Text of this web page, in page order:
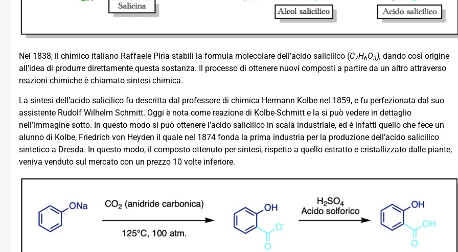
Nel 1838, il chimico italiano Raffaele Pirìa stabilì la formula molecolare dell’acido salicilico (C7H6O3), dando così origine
all’idea di produrre direttamente questa sostanza. Il processo di ottenere nuovi composti a partire da un altro attraverso
reazioni chimiche è chiamato sintesi chimica.
La sintesi dell’acido salicilico fu descritta dal professore di chimica Hermann Kolbe nel 1859, e fu perfezionata dal suo
assistente Rudolf Wilhelm Schmitt. Oggi è nota come reazione di Kolbe-Schmitt e la si può vedere in dettaglio
nell’immagine sotto. In questo modo si può ottenere l’acido salicilico in scala industriale, ed è infatti quello che fece un
alunno di Kolbe, Friedrich von Heyden il quale nel 1874 fonda la prima industria per la produzione dell’acido salicilico
sintetico a Dresda. In questo modo, il composto ottenuto per sintesi, rispetto a quello estratto e cristallizzato dalle piante,
veniva venduto sul mercato con un prezzo 10 volte inferiore.